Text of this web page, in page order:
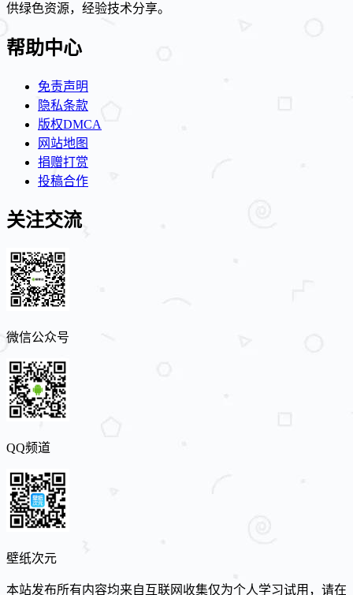
供绿色资源，经验技术分享。
帮助中心
免责声明
隐私条款
版权DMCA
网站地图
捐赠打赏
投稿合作
关注交流
微信公众号
QQ频道
壁纸次元
本站发布所有内容均来自互联网收集仅为个人学习试用，请在